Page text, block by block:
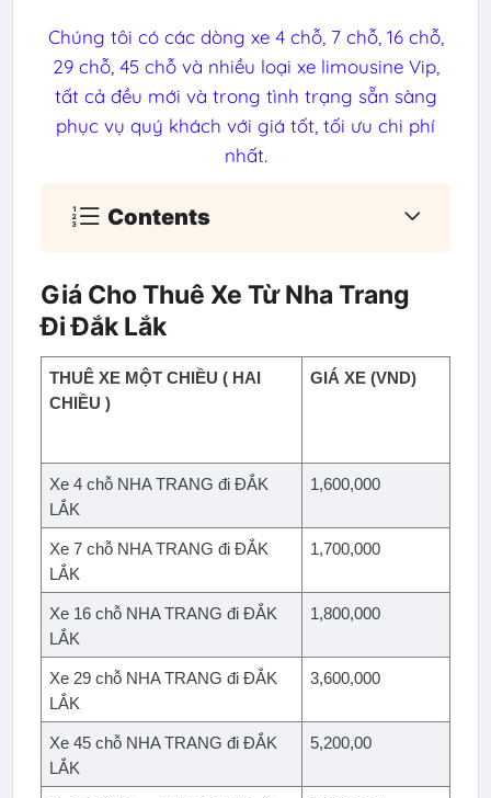
Chúng tôi có các dòng xe 4 chỗ, 7 chỗ, 16 chỗ,
29 chỗ, 45 chỗ và nhiều loại xe limousine Vip,
tất cả đều mới và trong tình trạng sẵn sàng
phục vụ quý khách với giá tốt, tối ưu chi phí
nhất.
Contents
Giá Cho Thuê Xe Từ Nha Trang
Đi Đắk Lắk
THUÊ XE MỘT CHIỀU ( HAI
CHIỀU )
GIÁ XE (VND)
Xe 4 chỗ NHA TRANG đi ĐẮK
LẮK
1,600,000
Xe 7 chỗ NHA TRANG đi ĐẮK
LẮK
1,700,000
Xe 16 chỗ NHA TRANG đi ĐẮK
LẮK
1,800,000
Xe 29 chỗ NHA TRANG đi ĐẮK
LẮK
3,600,000
Xe 45 chỗ NHA TRANG đi ĐẮK
LẮK
5,200,00